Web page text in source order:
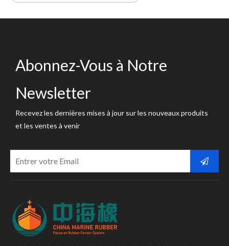
Abonnez-Vous à Notre
Newsletter
Recevez les dernières mises à jour sur les nouveaux produits
et les ventes à venir